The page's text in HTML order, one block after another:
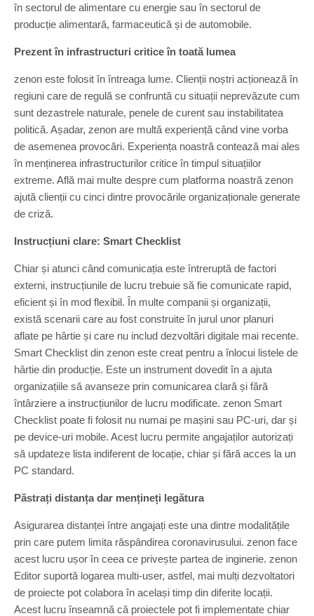
în sectorul de alimentare cu energie sau în sectorul de
producție alimentară, farmaceutică și de automobile.
Prezent în infrastructuri critice în toată lumea
zenon este folosit în întreaga lume. Clienții noștri acționează în
regiuni care de regulă se confruntă cu situații neprevăzute cum
sunt dezastrele naturale, penele de curent sau instabilitatea
politică. Așadar, zenon are multă experiență când vine vorba
de asemenea provocări. Experiența noastră contează mai ales
în menținerea infrastructurilor critice în timpul situațiilor
extreme. Află mai multe despre cum platforma noastră zenon
ajută clienții cu cinci dintre provocările organizaționale generate
de criză.
Instrucțiuni clare: Smart Checklist
Chiar și atunci când comunicația este întreruptă de factori
externi, instrucțiunile de lucru trebuie să fie comunicate rapid,
eficient și în mod flexibil. În multe companii și organizații,
există scenarii care au fost construite în jurul unor planuri
aflate pe hârtie și care nu includ dezvoltări digitale mai recente.
Smart Checklist din zenon este creat pentru a înlocui listele de
hârtie din producție. Este un instrument dovedit în a ajuta
organizațiile să avanseze prin comunicarea clară și fără
întârziere a instrucțiunilor de lucru modificate. zenon Smart
Checklist poate fi folosit nu numai pe mașini sau PC-uri, dar și
pe device-uri mobile. Acest lucru permite angajaților autorizați
să updateze lista indiferent de locație, chiar și fără acces la un
PC standard.
Păstrați distanța dar mențineți legătura
Asigurarea distanței între angajați este una dintre modalitățile
prin care putem limita răspândirea coronavirusului. zenon face
acest lucru ușor în ceea ce privește partea de inginerie. zenon
Editor suportă logarea multi-user, astfel, mai mulți dezvoltatori
de proiecte pot colabora în același timp din diferite locații.
Acest lucru înseamnă că proiectele pot fi implementate chiar